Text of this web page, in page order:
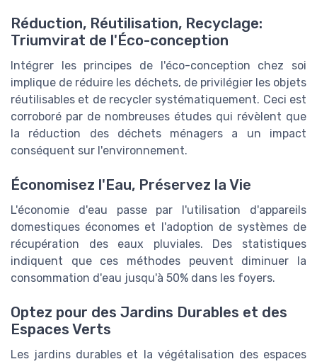
Réduction, Réutilisation, Recyclage:
Triumvirat de l'Éco-conception
Intégrer les principes de l'éco-conception chez soi
implique de réduire les déchets, de privilégier les objets
réutilisables et de recycler systématiquement. Ceci est
corroboré par de nombreuses études qui révèlent que
la réduction des déchets ménagers a un impact
conséquent sur l'environnement.
Économisez l'Eau, Préservez la Vie
L'économie d'eau passe par l'utilisation d'appareils
domestiques économes et l'adoption de systèmes de
récupération des eaux pluviales. Des statistiques
indiquent que ces méthodes peuvent diminuer la
consommation d'eau jusqu'à 50% dans les foyers.
Optez pour des Jardins Durables et des
Espaces Verts
Les jardins durables et la végétalisation des espaces